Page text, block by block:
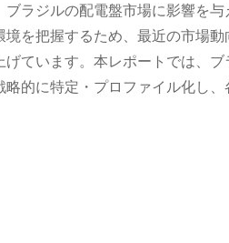
ラジルの配電盤市場に影響を
を把握するため、最近の市場
ています。本レポートでは、
的に特定・プロファイル化し